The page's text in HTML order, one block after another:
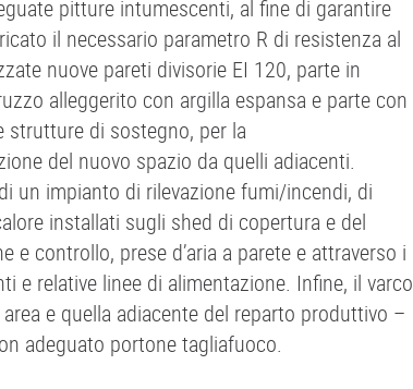
pitture intumescenti, al fine di garantire
il necessario parametro R di resistenza al
nuove pareti divisorie EI 120, parte in
alleggerito con argilla espansa e parte con
strutture di sostegno, per la
del nuovo spazio da quelli adiacenti.
un impianto di rilevazione fumi/incendi, di
installati sugli shed di copertura e del
e controllo, prese d’aria a parete e attraverso i
e relative linee di alimentazione. Infine, il varco
e quella adiacente del reparto produttivo –
adeguato portone tagliafuoco.